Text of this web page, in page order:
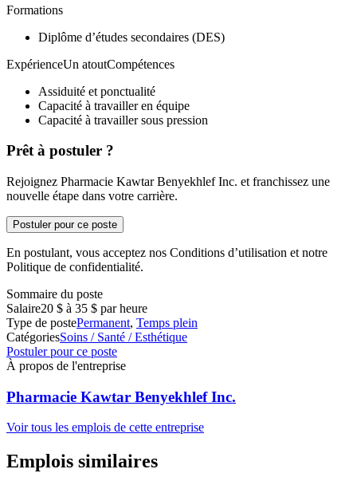
Formations
Diplôme d’études secondaires (DES)
ExpérienceUn atoutCompétences
Assiduité et ponctualité
Capacité à travailler en équipe
Capacité à travailler sous pression
Prêt à postuler ?
Rejoignez Pharmacie Kawtar Benyekhlef Inc. et franchissez une
nouvelle étape dans votre carrière.
Postuler pour ce poste
En postulant, vous acceptez nos Conditions d’utilisation et notre
Politique de confidentialité.
Sommaire du poste
Salaire20 $ à 35 $ par heure
Type de postePermanent, Temps plein
CatégoriesSoins / Santé / Esthétique
Postuler pour ce poste
À propos de l'entreprise
Pharmacie Kawtar Benyekhlef Inc.
Voir tous les emplois de cette entreprise
Emplois similaires